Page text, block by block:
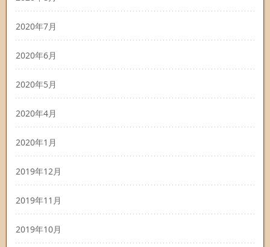
2020年7月
2020年6月
2020年5月
2020年4月
2020年1月
2019年12月
2019年11月
2019年10月